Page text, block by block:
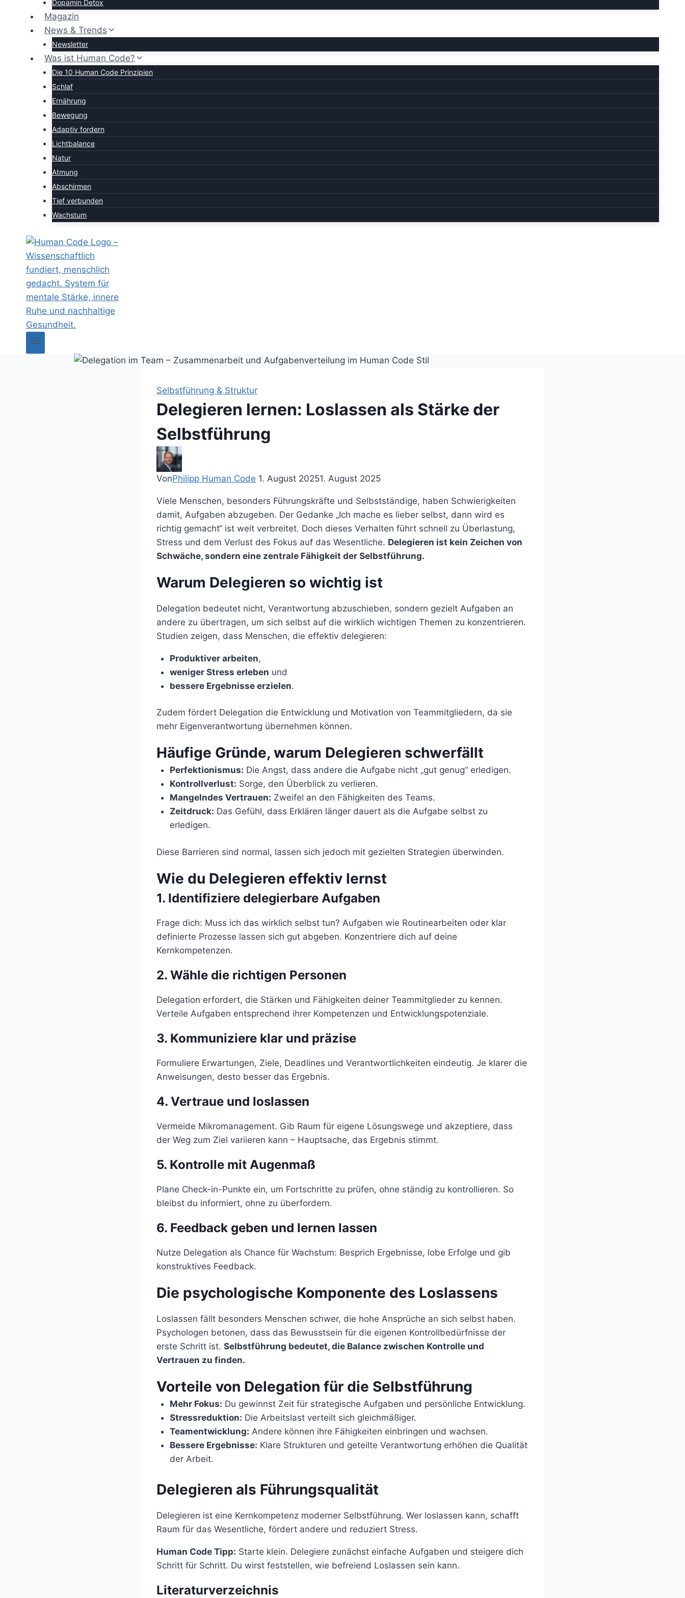
Dopamin Detox
Magazin
News & Trends
Newsletter
Was ist Human Code?
Die 10 Human Code Prinzipien
Schlaf
Ernährung
Bewegung
Adaptiv fordern
Lichtbalance
Natur
Atmung
Abschirmen
Tief verbunden
Wachstum
Selbstführung & Struktur
Delegieren lernen: Loslassen als Stärke der
Selbstführung
VonPhilipp Human Code 1. August 20251. August 2025
Viele Menschen, besonders Führungskräfte und Selbstständige, haben Schwierigkeiten
damit, Aufgaben abzugeben. Der Gedanke „Ich mache es lieber selbst, dann wird es
richtig gemacht“ ist weit verbreitet. Doch dieses Verhalten führt schnell zu Überlastung,
Stress und dem Verlust des Fokus auf das Wesentliche. Delegieren ist kein Zeichen von
Schwäche, sondern eine zentrale Fähigkeit der Selbstführung.
Warum Delegieren so wichtig ist
Delegation bedeutet nicht, Verantwortung abzuschieben, sondern gezielt Aufgaben an
andere zu übertragen, um sich selbst auf die wirklich wichtigen Themen zu konzentrieren.
Studien zeigen, dass Menschen, die effektiv delegieren:
Produktiver arbeiten,
weniger Stress erleben und
bessere Ergebnisse erzielen.
Zudem fördert Delegation die Entwicklung und Motivation von Teammitgliedern, da sie
mehr Eigenverantwortung übernehmen können.
Häufige Gründe, warum Delegieren schwerfällt
Perfektionismus: Die Angst, dass andere die Aufgabe nicht „gut genug“ erledigen.
Kontrollverlust: Sorge, den Überblick zu verlieren.
Mangelndes Vertrauen: Zweifel an den Fähigkeiten des Teams.
Zeitdruck: Das Gefühl, dass Erklären länger dauert als die Aufgabe selbst zu
erledigen.
Diese Barrieren sind normal, lassen sich jedoch mit gezielten Strategien überwinden.
Wie du Delegieren effektiv lernst
1. Identifiziere delegierbare Aufgaben
Frage dich: Muss ich das wirklich selbst tun? Aufgaben wie Routinearbeiten oder klar
definierte Prozesse lassen sich gut abgeben. Konzentriere dich auf deine
Kernkompetenzen.
2. Wähle die richtigen Personen
Delegation erfordert, die Stärken und Fähigkeiten deiner Teammitglieder zu kennen.
Verteile Aufgaben entsprechend ihrer Kompetenzen und Entwicklungspotenziale.
3. Kommuniziere klar und präzise
Formuliere Erwartungen, Ziele, Deadlines und Verantwortlichkeiten eindeutig. Je klarer die
Anweisungen, desto besser das Ergebnis.
4. Vertraue und loslassen
Vermeide Mikromanagement. Gib Raum für eigene Lösungswege und akzeptiere, dass
der Weg zum Ziel variieren kann – Hauptsache, das Ergebnis stimmt.
5. Kontrolle mit Augenmaß
Plane Check-in-Punkte ein, um Fortschritte zu prüfen, ohne ständig zu kontrollieren. So
bleibst du informiert, ohne zu überfordern.
6. Feedback geben und lernen lassen
Nutze Delegation als Chance für Wachstum: Besprich Ergebnisse, lobe Erfolge und gib
konstruktives Feedback.
Die psychologische Komponente des Loslassens
Loslassen fällt besonders Menschen schwer, die hohe Ansprüche an sich selbst haben.
Psychologen betonen, dass das Bewusstsein für die eigenen Kontrollbedürfnisse der
erste Schritt ist. Selbstführung bedeutet, die Balance zwischen Kontrolle und
Vertrauen zu finden.
Vorteile von Delegation für die Selbstführung
Mehr Fokus: Du gewinnst Zeit für strategische Aufgaben und persönliche Entwicklung.
Stressreduktion: Die Arbeitslast verteilt sich gleichmäßiger.
Teamentwicklung: Andere können ihre Fähigkeiten einbringen und wachsen.
Bessere Ergebnisse: Klare Strukturen und geteilte Verantwortung erhöhen die Qualität
der Arbeit.
Delegieren als Führungsqualität
Delegieren ist eine Kernkompetenz moderner Selbstführung. Wer loslassen kann, schafft
Raum für das Wesentliche, fördert andere und reduziert Stress.
Human Code Tipp: Starte klein. Delegiere zunächst einfache Aufgaben und steigere dich
Schritt für Schritt. Du wirst feststellen, wie befreiend Loslassen sein kann.
Literaturverzeichnis